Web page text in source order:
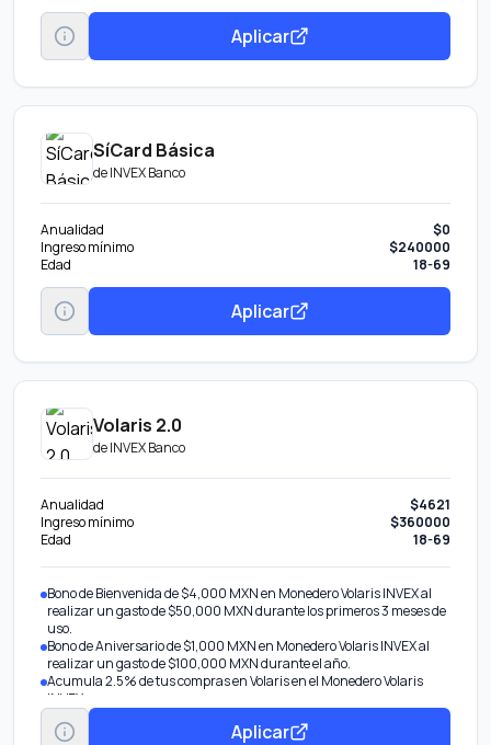
Aplicar
SíCard Básica
deINVEX Banco
Anualidad
$0
Ingreso mínimo
$240000
Edad
18-69
Aplicar
Volaris 2.0
deINVEX Banco
Anualidad
$4621
Ingreso mínimo
$360000
Edad
18-69
Bono de Bienvenida de $4,000 MXN en Monedero Volaris INVEX al
realizar un gasto de $50,000 MXN durante los primeros 3 meses de
uso.
Bono de Aniversario de $1,000 MXN en Monedero Volaris INVEX al
realizar un gasto de $100,000 MXN durante el año.
Acumula 2.5% de tus compras en Volaris en el Monedero Volaris
INVEX.
Acumula 2% de todas tus compras en otros comercios en el
Monedero Volaris INVEX.
Aplicar